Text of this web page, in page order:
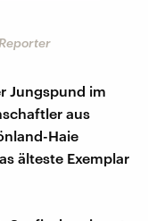
Jungspund im
aus
Haie
älteste Exemplar